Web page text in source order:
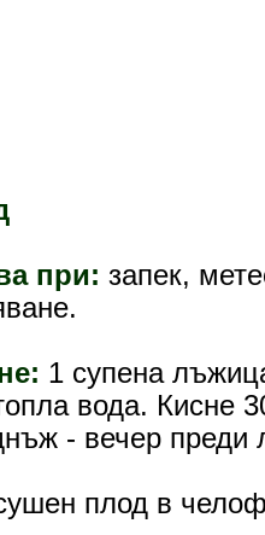
при: запек,
1 супена
вода. Кисне
- вечер преди
плод в